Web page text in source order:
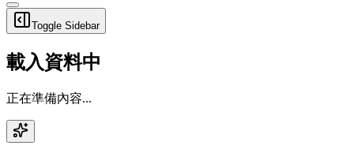
Toggle Sidebar
載入資料中
正在準備內容...